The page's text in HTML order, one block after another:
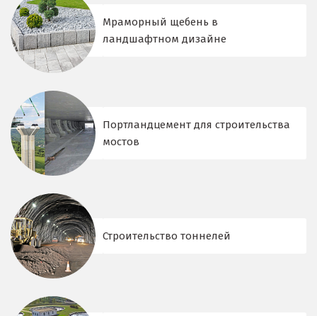
Мраморный щебень в
ландшафтном дизайне
Портландцемент для строительства
мостов
Строительство тоннелей